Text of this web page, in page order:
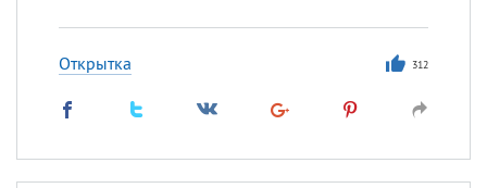
Открытка 312
Посмотреть значениеи
происхождение